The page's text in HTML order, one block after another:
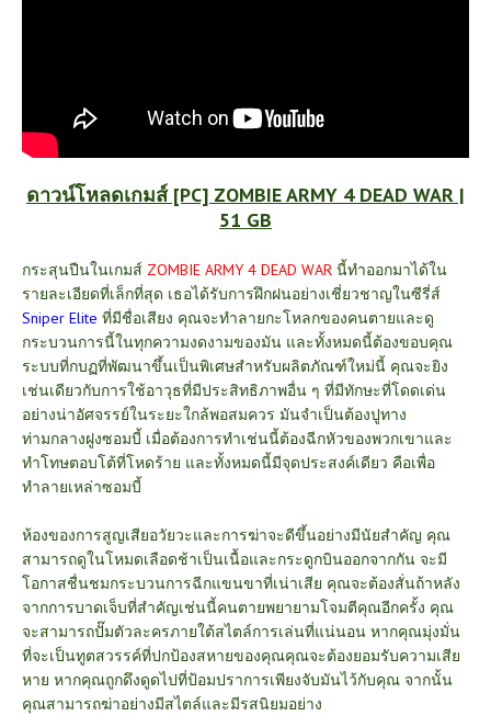
ดาวน์โหลดเกมส์ [PC] ZOMBIE ARMY 4 DEAD WAR |
51 GB
กระสุนปืนในเกมส์ ZOMBIE ARMY 4 DEAD WAR นี้ทำออกมาได้ใน
รายละเอียดที่เล็กที่สุด เธอได้รับการฝึกฝนอย่างเชี่ยวชาญในซีรี่ส์
Sniper Elite ที่มีชื่อเสียง คุณจะทำลายกะโหลกของคนตายและดู
กระบวนการนี้ในทุกความงดงามของมัน และทั้งหมดนี้ต้องขอบคุณ
ระบบที่กบฏที่พัฒนาขึ้นเป็นพิเศษสำหรับผลิตภัณฑ์ใหม่นี้ คุณจะยิง
เช่นเดียวกับการใช้อาวุธที่มีประสิทธิภาพอื่น ๆ ที่มีทักษะที่โดดเด่น
อย่างน่าอัศจรรย์ในระยะใกล้พอสมควร มันจำเป็นต้องปูทาง
ท่ามกลางฝูงซอมบี้ เมื่อต้องการทำเช่นนี้ต้องฉีกหัวของพวกเขาและ
ทำโทษตอบโต้ที่โหดร้าย และทั้งหมดนี้มีจุดประสงค์เดียว คือเพื่อ
ทำลายเหล่าซอมบี้
ห้องของการสูญเสียอวัยวะและการฆ่าจะดีขึ้นอย่างมีนัยสำคัญ คุณ
สามารถดูในโหมดเลือดช้าเป็นเนื้อและกระดูกบินออกจากกัน จะมี
โอกาสชื่นชมกระบวนการฉีกแขนขาที่เน่าเสีย คุณจะต้องสั่นถ้าหลัง
จากการบาดเจ็บที่สำคัญเช่นนี้คนตายพยายามโจมตีคุณอีกครั้ง คุณ
จะสามารถปั๊มตัวละครภายใต้สไตล์การเล่นที่แน่นอน หากคุณมุ่งมั่น
ที่จะเป็นทูตสวรรค์ที่ปกป้องสหายของคุณคุณจะต้องยอมรับความเสีย
หาย หากคุณถูกดึงดูดไปที่ป้อมปราการเพียงจับมันไว้กับคุณ จากนั้น
คุณสามารถฆ่าอย่างมีสไตล์และมีรสนิยมอย่าง